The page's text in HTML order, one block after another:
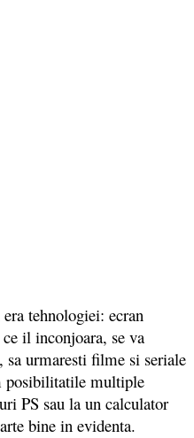
tehnologiei: ecran
il inconjoara, se va
urmaresti filme si seriale
posibilitatile multiple
PS sau la un calculator
bine in evidenta.